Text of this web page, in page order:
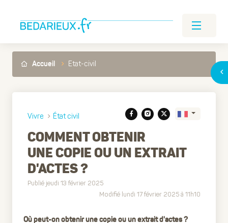
Accueil Etat-civil
Vivre État civil
Translate
COMMENT OBTENIR
UNE COPIE OU UN EXTRAIT
D'ACTES ?
Publié jeudi 13 février 2025
Modifié lundi 17 février 2025 à 11h10
Où peut-on obtenir une copie ou un extrait d'actes ?